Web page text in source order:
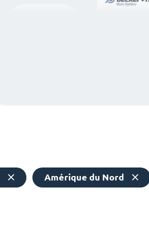
Amérique du Nord